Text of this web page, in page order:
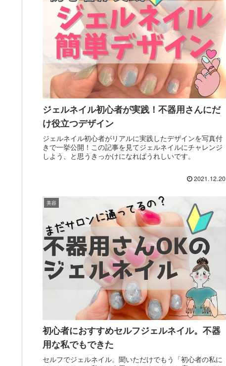
ジェルネイル初心者が実践！不器用さんにだ
け役立つデザイン
ジェルネイル初心者がリアルに実践したデザインを写真付
きで一挙公開！この記事を見てジェルネイルにチャレンジ
しよう、と思うきっかけになればうれしいです。
2021.12.20
美容
初心者におすすめセルフジェルネイル。不器
用な私でもできた
セルフでジェルネイル。聞いただけでもう「初心者の私に